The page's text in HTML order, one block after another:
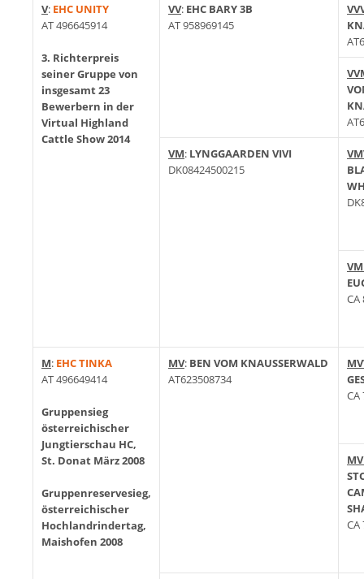
V: EHC UNITY
AT 496645914
3. Richterpreis
seiner Gruppe von
insgesamt 23
Bewerbern in der
Virtual Highland
Cattle Show 2014
VV: EHC BARY 3B
AT 958969145
VM: LYNGGAARDEN VIVI
DK08424500215
CA
M: EHC TINKA
AT 496649414
Gruppensieg
österreichischer
Jungtierschau HC,
St. Donat März 2008
Gruppenreservesieg,
österreichischer
Hochlandrindertag,
Maishofen 2008
MV: BEN VOM KNAUSSERWALD
AT623508734
CA
CA